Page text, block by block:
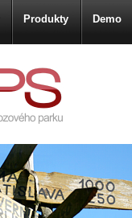
Produkty Demo